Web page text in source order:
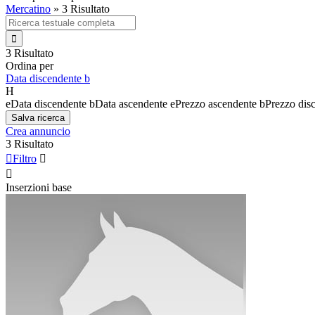
Mercatino » 3 Risultato

3 Risultato
Ordina per
Data discendente b
H
eData discendente bData ascendente ePrezzo ascendente bPrezzo
Salva ricerca
Crea annuncio
3 Risultato
Filtro 

Inserzioni base